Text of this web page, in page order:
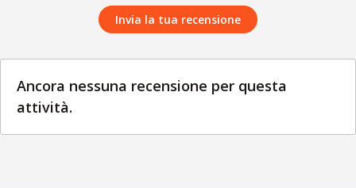
Invia la tua recensione
Ancora nessuna recensione per questa
attività.